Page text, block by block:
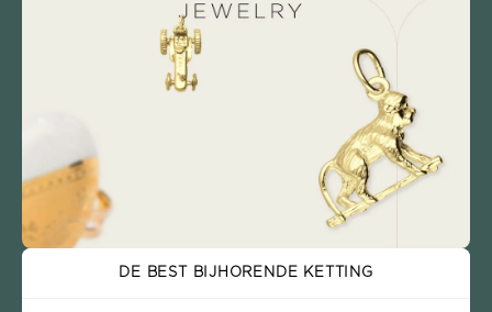
DE BEST BIJHORENDE KETTING